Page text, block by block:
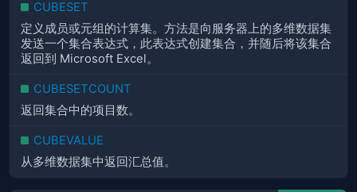
CUBESET
定义成员或元组的计算集。方法是向服务器上的多维数据集
发送一个集合表达式，此表达式创建集合，并随后将该集合
返回到 Microsoft Excel。
CUBESETCOUNT
返回集合中的项目数。
CUBEVALUE
从多维数据集中返回汇总值。